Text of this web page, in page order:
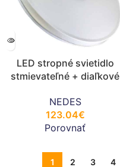
LED stropné svietidlo
stmievateľné + diaľkové
NEDES
123.04€
Porovnať
1 2 3 4